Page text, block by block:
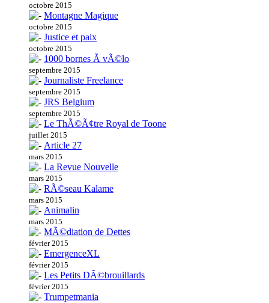
octobre 2015
Montagne Magique
octobre 2015
Justice et paix
octobre 2015
1000 bornes Ã vÃ©lo
septembre 2015
Journaliste Freelance
septembre 2015
JRS Belgium
septembre 2015
Le ThÃ©Ã¢tre Royal de Toone
juillet 2015
Article 27
mars 2015
La Revue Nouvelle
mars 2015
RÃ©seau Kalame
mars 2015
Animalin
mars 2015
MÃ©diation de Dettes
février 2015
EmergenceXL
février 2015
Les Petits DÃ©brouillards
février 2015
Trumpetmania